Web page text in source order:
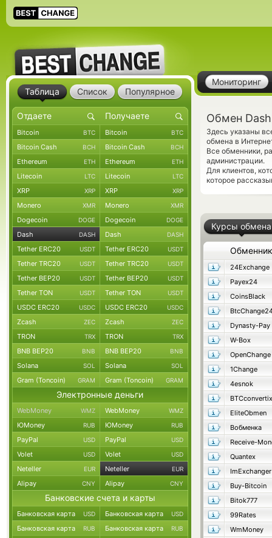
Мониторинг
Обмен Dash
Здесь указаны
обмена в
Все обменники,
администрации.
Для клиентов,
которое
Курсы обмена
Обменник
24Exchange
Payex24
CoinsBlack
Dynasty-Pay
W-Box
OpenChange
1Change
4esnok
BTCconvertix
EliteObmen
Вобменка
Receive-
Quantex
ImExchanger
Buy-Bitcoin
Bitok777
99Rates
WmMoney
Таблица Список Популярное
Bitcoin BTC Bitcoin BTC
Bitcoin Cash BCH Bitcoin Cash BCH
Ethereum ETH Ethereum ETH
Litecoin LTC Litecoin LTC
XRP XRP XRP XRP
Monero XMR Monero XMR
Dogecoin DOGE Dogecoin DOGE
Dash DASH Dash DASH
Tether ERC20 USDT Tether ERC20 USDT
Tether TRC20 USDT Tether TRC20 USDT
Tether BEP20 USDT Tether BEP20 USDT
Tether TON USDT Tether TON USDT
USDC ERC20 USDC USDC ERC20 USDC
Zcash ZEC Zcash ZEC
TRON TRX TRON TRX
BNB BEP20 BNB BNB BEP20 BNB
Solana SOL Solana SOL
Gram (Toncoin) GRAM Gram (Toncoin) GRAM
Электронные деньги
WebMoney WMZ WebMoney WMZ
ЮMoney RUB ЮMoney RUB
PayPal USD PayPal USD
Volet USD Volet USD
Neteller EUR Neteller EUR
Alipay CNY Alipay CNY
Банковские счета и карты
Банковская карта USD Банковская карта USD
Банковская карта RUB Банковская карта RUB